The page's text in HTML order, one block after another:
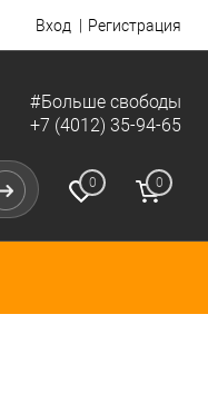
Вход Регистрация
#Больше свободы
+7 (4012) 35-94-65
0 0